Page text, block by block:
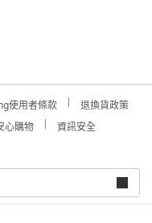
使用者條款
退換貨政策
心購物
資訊安全